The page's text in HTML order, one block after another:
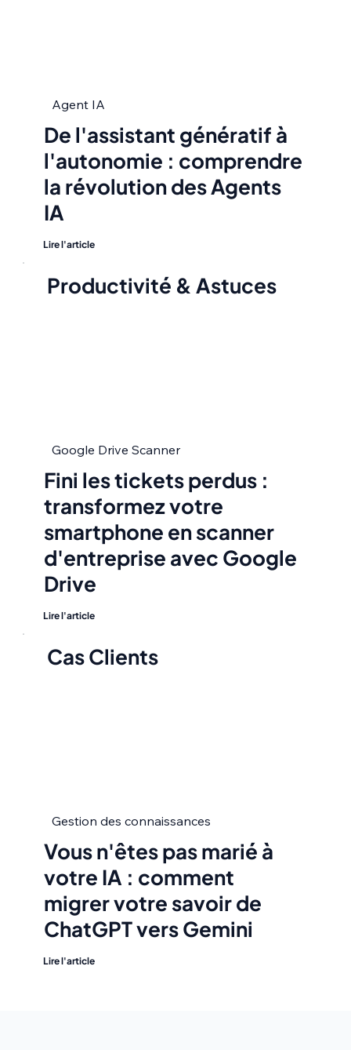
Agent IA
De l'assistant génératif à
l'autonomie : comprendre
la révolution des Agents
IA
Lire l'article
Productivité & Astuces
Google Drive Scanner
Fini les tickets perdus :
transformez votre
smartphone en scanner
d'entreprise avec Google
Drive
Lire l'article
Cas Clients
Gestion des connaissances
Vous n'êtes pas marié à
votre IA : comment
migrer votre savoir de
ChatGPT vers Gemini
Lire l'article